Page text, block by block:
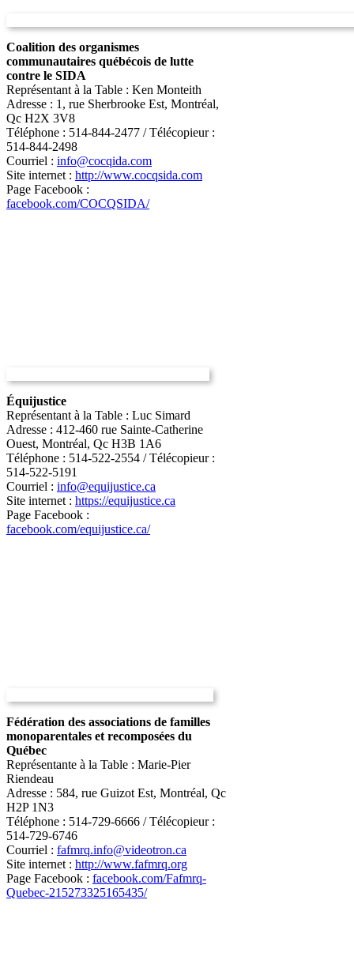
Coalition des organismes
communautaires québécois de lutte
contre le SIDA
Représentant à la Table : Ken Monteith
Adresse : 1, rue Sherbrooke Est, Montréal,
Qc H2X 3V8
Téléphone : 514-844-2477 / Télécopieur :
514-844-2498
Courriel : info@cocqida.com
Site internet : http://www.cocqsida.com
Page Facebook :
facebook.com/COCQSIDA/
Équijustice
Représentant à la Table : Luc Simard
Adresse : 412-460 rue Sainte-Catherine
Ouest, Montréal, Qc H3B 1A6
Téléphone : 514-522-2554 / Télécopieur :
514-522-5191
Courriel : info@equijustice.ca
Site internet : https://equijustice.ca
Page Facebook :
facebook.com/equijustice.ca/
Fédération des associations de familles
monoparentales et recomposées du
Québec
Représentante à la Table : Marie-Pier
Riendeau
Adresse : 584, rue Guizot Est, Montréal, Qc
H2P 1N3
Téléphone : 514-729-6666 / Télécopieur :
514-729-6746
Courriel : fafmrq.info@videotron.ca
Site internet : http://www.fafmrq.org
Page Facebook : facebook.com/Fafmrq-
Quebec-215273325165435/